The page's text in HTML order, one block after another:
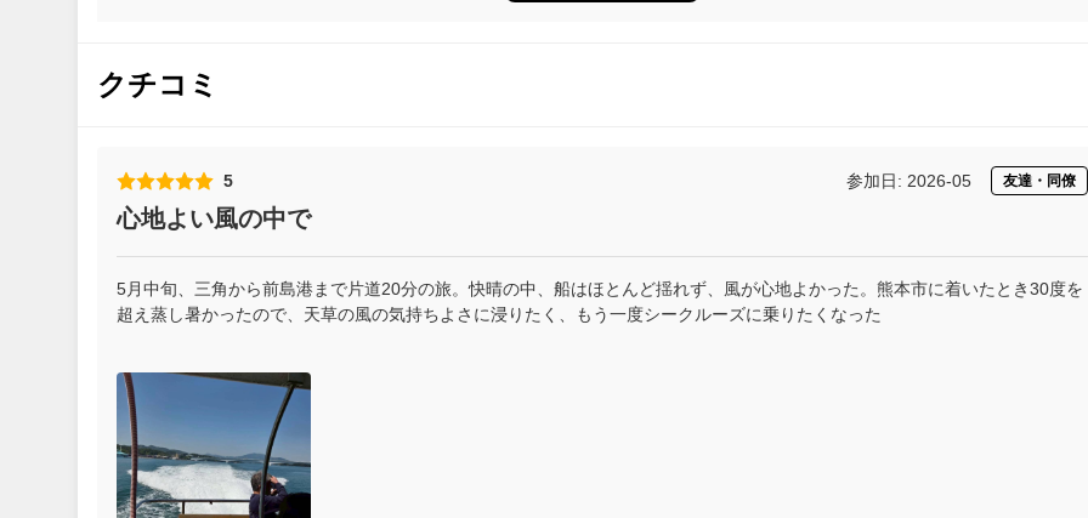
クチコミ
5 参加日: 2026-05 友達・同僚
心地よい風の中で
5月中旬、三角から前島港まで片道20分の旅。快晴の中、船はほとんど揺れず、風が心地よかった。熊本市に着いたとき30度を
超え蒸し暑かったので、天草の風の気持ちよさに浸りたく、もう一度シークルーズに乗りたくなった